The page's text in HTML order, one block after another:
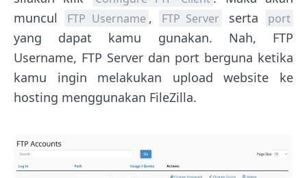
muncul
FTP Username , FTP Server serta port
yang dapat kamu gunakan. Nah, FTP
Username, FTP Server dan port berguna ketika
kamu ingin melakukan upload website ke
hosting menggunakan FileZilla.